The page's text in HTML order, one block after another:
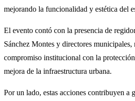
mejorando la funcionalidad y estética del
El evento contó con la presencia de
Sánchez Montes y directores municipales,
compromiso institucional con la
mejora de la infraestructura urbana.
Por un lado, estas acciones contribuyen a